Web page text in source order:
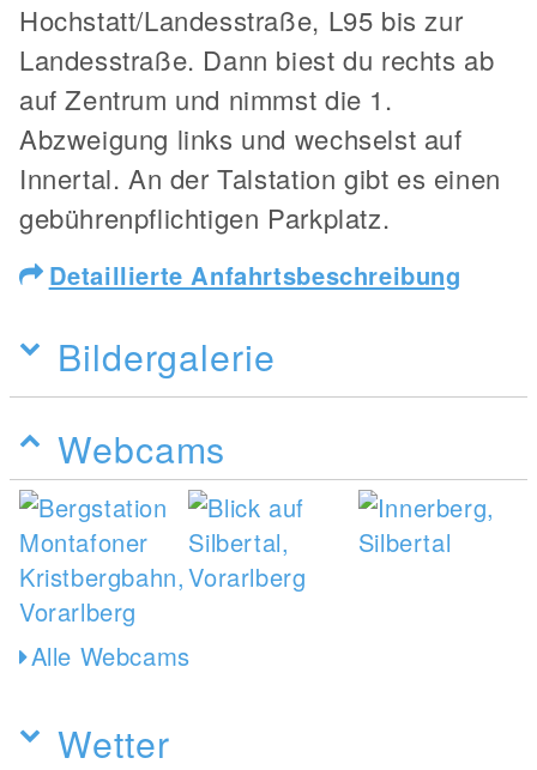
Hochstatt/Landesstraße, L95 bis zur
Landesstraße. Dann biest du rechts ab
auf Zentrum und nimmst die 1.
Abzweigung links und wechselst auf
Innertal. An der Talstation gibt es einen
gebührenpflichtigen Parkplatz.
Detaillierte Anfahrtsbeschreibung
Bildergalerie
Webcams
Alle Webcams
Wetter